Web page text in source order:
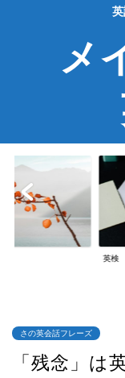
メ
英検
さの英会話フレーズ
「残念」は